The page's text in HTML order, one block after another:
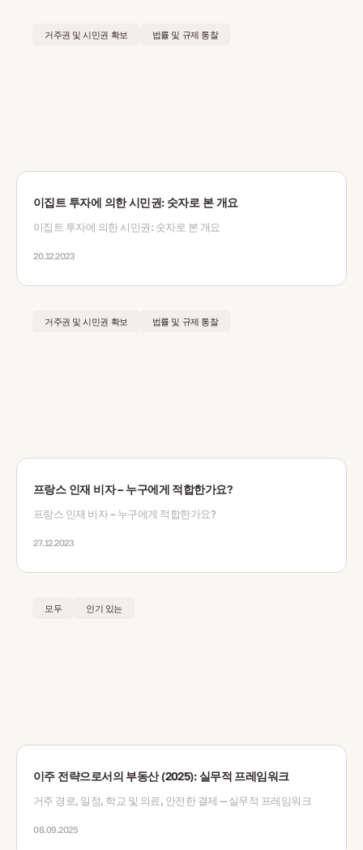
거주권 및 시민권 확보 법률 및 규제 통찰
이집트 투자에 의한 시민권: 숫자로 본 개요
이집트 투자에 의한 시민권: 숫자로 본 개요
20.12.2023
거주권 및 시민권 확보 법률 및 규제 통찰
프랑스 인재 비자 – 누구에게 적합한가요?
프랑스 인재 비자 – 누구에게 적합한가요?
27.12.2023
모두 인기 있는
이주 전략으로서의 부동산 (2025): 실무적 프레임워크
거주 경로, 일정, 학교 및 의료, 안전한 결제 — 실무적 프레임워크
08.09.2025